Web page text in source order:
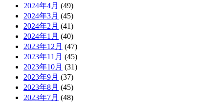
2024年4月 (49)
2024年3月 (45)
2024年2月 (41)
2024年1月 (40)
2023年12月 (47)
2023年11月 (45)
2023年10月 (31)
2023年9月 (37)
2023年8月 (45)
2023年7月 (48)